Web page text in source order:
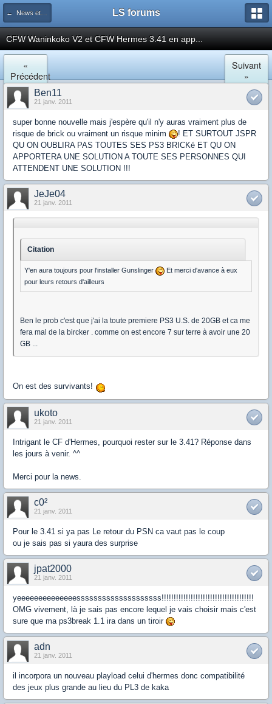
← News et actualités postées sur LS LS forums
CFW Waninkoko V2 et CFW Hermes 3.41 en app...
«
Précédent
Suivant
»
Ben11
21 janv. 2011
super bonne nouvelle mais j'espère qu'il n'y auras vraiment plus de
risque de brick ou vraiment un risque minim
! ET SURTOUT JSPR
QU ON OUBLIRA PAS TOUTES SES PS3 BRICKé ET QU ON
APPORTERA UNE SOLUTION A TOUTE SES PERSONNES QUI
ATTENDENT UNE SOLUTION !!!
JeJe04
21 janv. 2011
Citation
Y'en aura toujours pour l'installer Gunslinger
Et merci d'avance à eux
pour leurs retours d'ailleurs
Ben le prob c'est que j'ai la toute premiere PS3 U.S. de 20GB et ca me
fera mal de la bircker . comme on est encore 7 sur terre à avoir une 20
GB ...
On est des survivants!
ukoto
21 janv. 2011
Intrigant le CF d'Hermes, pourquoi rester sur le 3.41? Réponse dans
les jours à venir. ^^
Merci pour la news.
c0²
21 janv. 2011
Pour le 3.41 si ya pas Le retour du PSN ca vaut pas le coup
ou je sais pas si yaura des surprise
jpat2000
21 janv. 2011
yeeeeeeeeeeeeeessssssssssssssssssss!!!!!!!!!!!!!!!!!!!!!!!!!!!!!!!!!!!!!!
OMG vivement, là je sais pas encore lequel je vais choisir mais c'est
sure que ma ps3break 1.1 ira dans un tiroir
adn
21 janv. 2011
il incorpora un nouveau playload celui d'hermes donc compatibilité
des jeux plus grande au lieu du PL3 de kaka